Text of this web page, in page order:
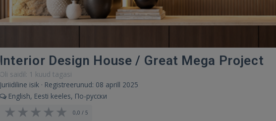
Interior Design House / Great Mega Project
Oli saidil: 1 kuud tagasi
Juriidiline isik · Registreerunud: 08 aprill 2025
English, Eesti keeles, По-русски
0,0 / 5